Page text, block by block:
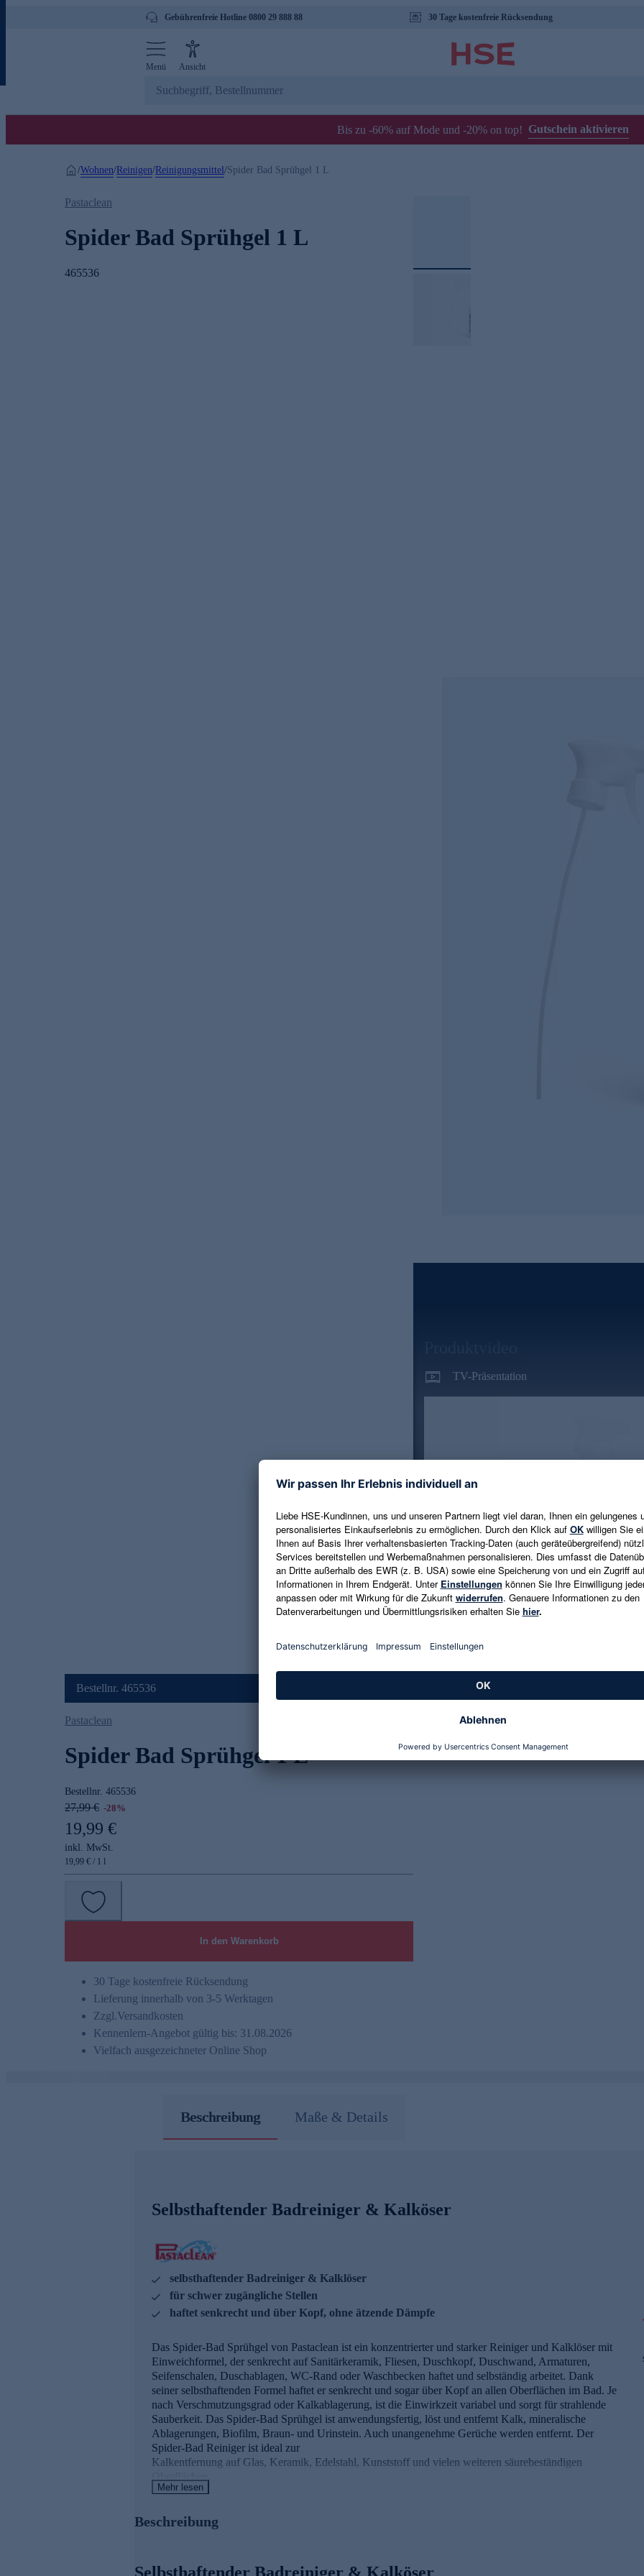
Gebührenfreie Hotline 0800 29 888 88 30 Tage kostenfreie Rücksendung
Menü Ansicht
Bis zu -60% auf Mode und -20% on top! Gutschein aktivieren
/Wohnen/Reinigen/Reinigungsmittel/Spider Bad Sprühgel 1 L
Pastaclean
Spider Bad Sprühgel 1 L
465536
TV-Präsentation
Bestellnr. 465536
Pastaclean
Spider Bad Sprühgel 1 L
Bestellnr. 465536
27,99 € -28%
19,99 €
inkl. MwSt.
19,99 € / 1 l
In den Warenkorb
30 Tage kostenfreie Rücksendung
Lieferung innerhalb von 3-5 Werktagen
Zzgl.Versandkosten
Kennenlern-Angebot gültig bis: 31.08.2026
Vielfach ausgezeichneter Online Shop
Beschreibung Maße & Details
Selbsthaftender Badreiniger & Kalköser
selbsthaftender Badreiniger & Kalklöser
für schwer zugängliche Stellen
haftet senkrecht und über Kopf, ohne ätzende Dämpfe
Das Spider-Bad Sprühgel von Pastaclean ist ein konzentrierter und starker Reiniger und Kalklöser mit
Einweichformel, der senkrecht auf Sanitärkeramik, Fliesen, Duschkopf, Duschwand, Armaturen,
Seifenschalen, Duschablagen, WC-Rand oder Waschbecken haftet und selbständig arbeitet. Dank
seiner selbsthaftenden Formel haftet er senkrecht und sogar über Kopf an allen Oberflächen im Bad. Je
nach Verschmutzungsgrad oder Kalkablagerung, ist die Einwirkzeit variabel und sorgt für strahlende
Sauberkeit. Das Spider-Bad Sprühgel ist anwendungsfertig, löst und entfernt Kalk, mineralische
Ablagerungen, Biofilm, Braun- und Urinstein. Auch unangenehme Gerüche werden entfernt. Der
Spider-Bad Reiniger ist ideal zur
Kalkentfernung auf Glas, Keramik, Edelstahl, Kunststoff und vielen weiteren säurebeständigen
Mehr lesen
Beschreibung